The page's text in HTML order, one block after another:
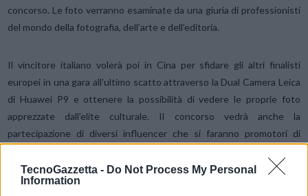
TecnoGazzetta - Do Not Process My Personal
Information
concorso. Le foto verranno esaminate da una giuria di professionisti
del mondo della fotografia, dell’arte e dell’editoria.
Il vincitore italiano volerà poi in Cina per sfidare gli altri finalisti
europei in una gara all’ultimo scatto attraverso la Dual Camera Leica
di Huawei P9 e ottenere la possibilità di vedere le proprie foto
apprezzate dall’elite culturale. Il concorso vedrà anche la
partecipazione di diversi influencer che si faranno promotori di
Il regolamento completo dell’iniziativa è disponibile sul sito